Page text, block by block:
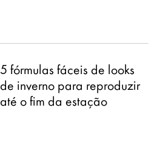
5 fórmulas fáceis de looks
de inverno para reproduzir
até o fim da estação